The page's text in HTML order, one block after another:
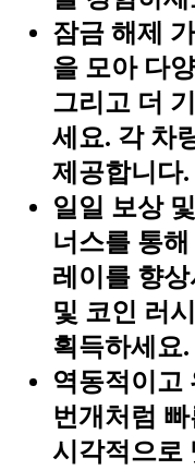
잠금 해제
을 모아 다
그리고 더
세요. 각 차
제공합니다.
일일 보상
너스를 통
레이를 향
및 코인 러
획득하세요.
역동적이고
번개처럼
시각적으로